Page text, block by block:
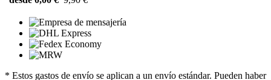
* Estos gastos de envío se aplican a un envío estándar. Pueden haber